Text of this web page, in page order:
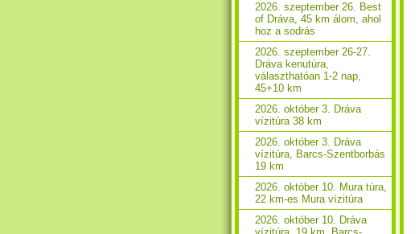
2026. szeptember 26. Best
of Dráva, 45 km álom, ahol
hoz a sodrás
2026. szeptember 26-27.
Dráva kenutúra,
választhatóan 1-2 nap,
45+10 km
2026. október 3. Dráva
vízitúra 38 km
2026. október 3. Dráva
vízitúra, Barcs-Szentborbás
19 km
2026. október 10. Mura túra,
22 km-es Mura vízitúra
2026. október 10. Dráva